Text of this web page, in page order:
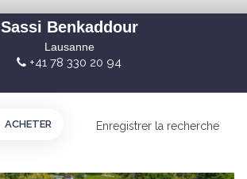
Sassi Benkaddour
Lausanne
+41 78 330 20 94
Enregistrer la recherche
ACHETER